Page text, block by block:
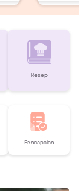
Resep
Pencapaian